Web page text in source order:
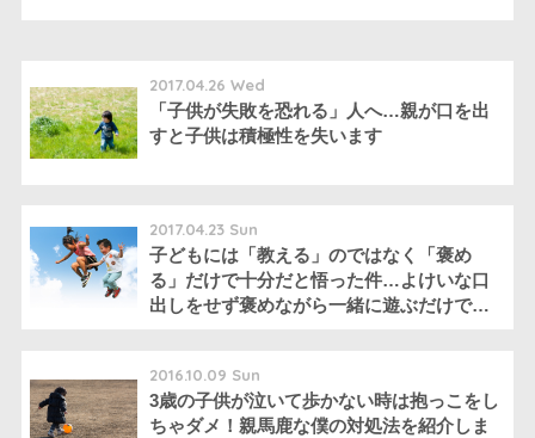
2017.04.26 Wed
「子供が失敗を恐れる」人へ…親が口を出
すと子供は積極性を失います
2017.04.23 Sun
子どもには「教える」のではなく「褒め
る」だけで十分だと悟った件…よけいな口
出しをせず褒めながら一緒に遊ぶだけで良
2016.10.09 Sun
3歳の子供が泣いて歩かない時は抱っこをし
ちゃダメ！親馬鹿な僕の対処法を紹介しま